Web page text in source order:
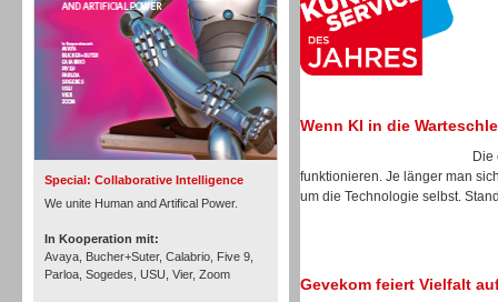
Special: Collaborative Intelligence
We unite Human and Artifical Power.
In Kooperation mit:
Avaya, Bucher+Suter, Calabrio, Five 9,
Parloa, Sogedes, USU, Vier, Zoom
Inbound
Wenn KI in die
Die
funktionieren. Je länger man
um die Technologie selbst.
Gevekom feiert Vielfalt